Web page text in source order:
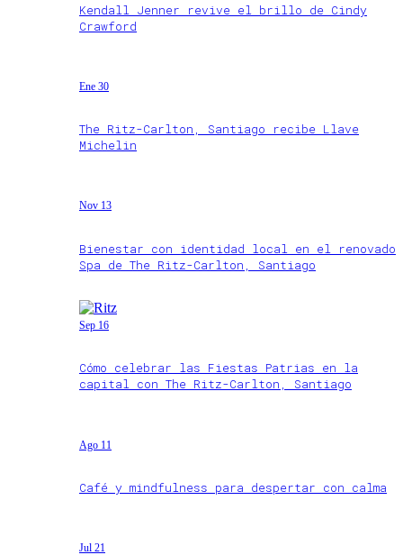
Kendall Jenner revive el brillo de Cindy
Crawford
Ene 30
The Ritz-Carlton, Santiago recibe Llave
Michelin
Nov 13
Bienestar con identidad local en el renovado
Spa de The Ritz-Carlton, Santiago
Sep 16
Cómo celebrar las Fiestas Patrias en la
capital con The Ritz-Carlton, Santiago
Ago 11
Café y mindfulness para despertar con calma
Jul 21